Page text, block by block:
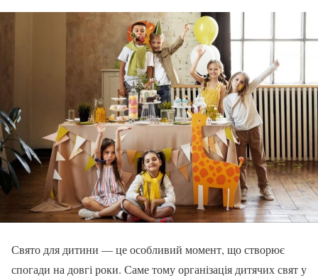
Свято для дитини — це особливий момент, що створює
спогади на довгі роки. Саме тому організація дитячих свят у